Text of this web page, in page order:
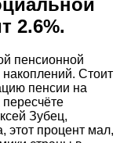
2.6%.
пенсионной
Стоит
пенсии на
Зубец,
этот процент мал,